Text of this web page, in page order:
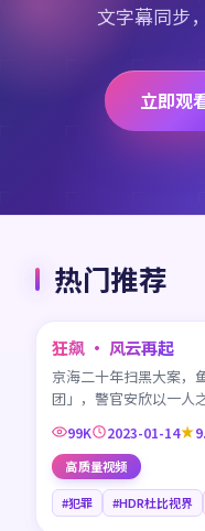
文字幕同步
立即观
热门推荐
CN
狂飙 · 风云再起
京海二十年扫黑大案，
团」，警官安欣以一人
99K 2023-01-14
高质量视频
#犯罪 #HDR杜比视界